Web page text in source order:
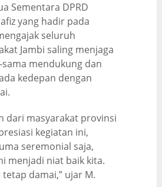
Sementara DPRD
yang hadir pada
seluruh
Jambi saling menjaga
mendukung dan
kedepan dengan
dari masyarakat provinsi
kegiatan ini,
seremonial saja,
menjadi niat baik kita.
damai,” ujar M.